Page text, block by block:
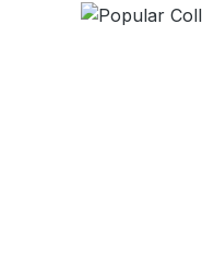
Bildergalerie